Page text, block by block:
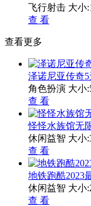
飞行射击 大小
查 看
查看更多
泽诺尼亚传奇
角色扮演 大小
查 看
怪怪水族馆无
休闲益智 大小
查 看
地铁跑酷2023
休闲益智 大小
查 看